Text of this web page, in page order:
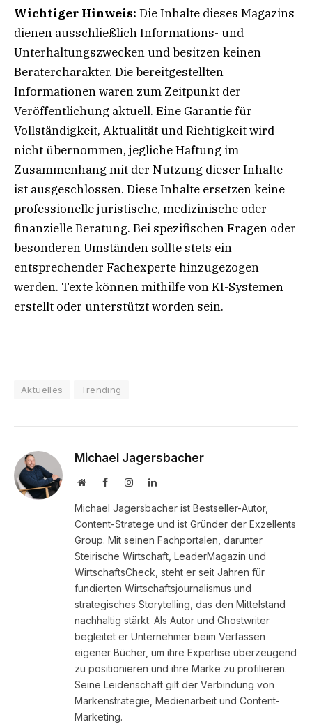
Wichtiger Hinweis: Die Inhalte dieses Magazins
dienen ausschließlich Informations- und
Unterhaltungszwecken und besitzen keinen
Beratercharakter. Die bereitgestellten
Informationen waren zum Zeitpunkt der
Veröffentlichung aktuell. Eine Garantie für
Vollständigkeit, Aktualität und Richtigkeit wird
nicht übernommen, jegliche Haftung im
Zusammenhang mit der Nutzung dieser Inhalte
ist ausgeschlossen. Diese Inhalte ersetzen keine
professionelle juristische, medizinische oder
finanzielle Beratung. Bei spezifischen Fragen oder
besonderen Umständen sollte stets ein
entsprechender Fachexperte hinzugezogen
werden. Texte können mithilfe von KI-Systemen
erstellt oder unterstützt worden sein.
Aktuelles Trending
Michael Jagersbacher
WebsiteFacebookInstagramLinkedIn
Michael Jagersbacher ist Bestseller-Autor,
Content-Stratege und ist Gründer der Exzellents
Group. Mit seinen Fachportalen, darunter
Steirische Wirtschaft, LeaderMagazin und
WirtschaftsCheck, steht er seit Jahren für
fundierten Wirtschaftsjournalismus und
strategisches Storytelling, das den Mittelstand
nachhaltig stärkt. Als Autor und Ghostwriter
begleitet er Unternehmer beim Verfassen
eigener Bücher, um ihre Expertise überzeugend
zu positionieren und ihre Marke zu profilieren.
Seine Leidenschaft gilt der Verbindung von
Markenstrategie, Medienarbeit und Content-
Marketing.